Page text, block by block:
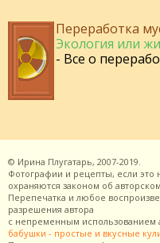
Переработка
Экология или
- Все о
© Ирина Плугатарь, 2007-2019.
Фотографии и рецепты, если это
охраняются законом об
Перепечатка и любое
разрешения автора
с непременным использованием
бабушки - простые и вкусные